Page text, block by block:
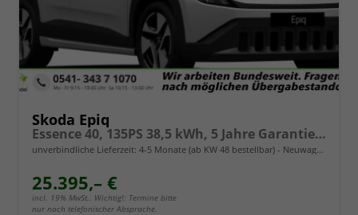
Skoda Epiq
Essence 40, 135PS 38,5 kWh, 5 Jahre Garantie (8J auf Batterie), Climatronic, Infotainment 13,1" + Smartlink, Parksensoren hinten, ACC, Side Assist, M-Lederlenkrad, Dachreling
unverbindliche Lieferzeit: 4-5 Monate (ab KW 48 bestellbar) Neuwagen
25.395,– €
incl. 19% MwSt.. Wichtig!: Termine bitte
nur nach telefonischer Absprache.